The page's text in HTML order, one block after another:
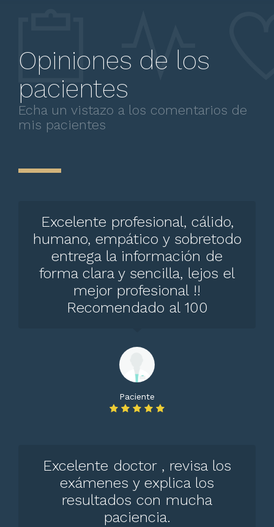
Opiniones de los
pacientes
Echa un vistazo a los comentarios de
mis pacientes
Excelente profesional, cálido,
humano, empático y sobretodo
entrega la información de
forma clara y sencilla, lejos el
mejor profesional !!
Recomendado al 100
Paciente
Excelente doctor , revisa los
exámenes y explica los
resultados con mucha
paciencia.